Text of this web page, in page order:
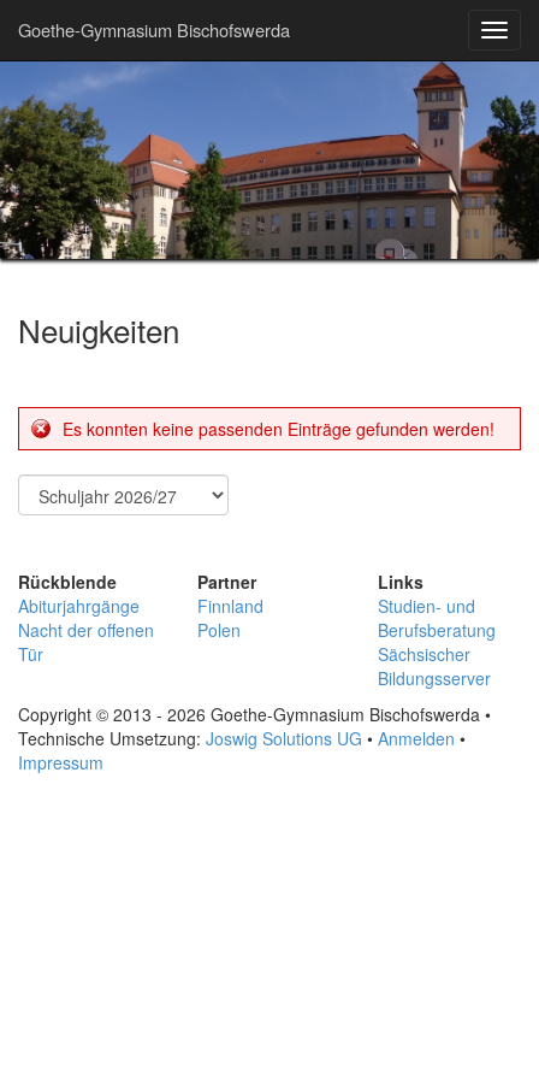
Goethe-Gymnasium Bischofswerda
Neuigkeiten
Es konnten keine passenden Einträge gefunden werden!
Rückblende
Abiturjahrgänge
Nacht der offenen
Tür
Partner
Finnland
Polen
Links
Studien- und
Berufsberatung
Sächsischer
Bildungsserver
Copyright © 2013 - 2026 Goethe-Gymnasium Bischofswerda •
Technische Umsetzung: Joswig Solutions UG • Anmelden •
Impressum